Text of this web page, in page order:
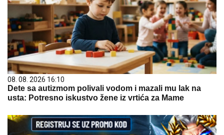
08. 08. 2026 16:10
Dete sa autizmom polivali vodom i mazali mu lak na
usta: Potresno iskustvo žene iz vrtića za Mame